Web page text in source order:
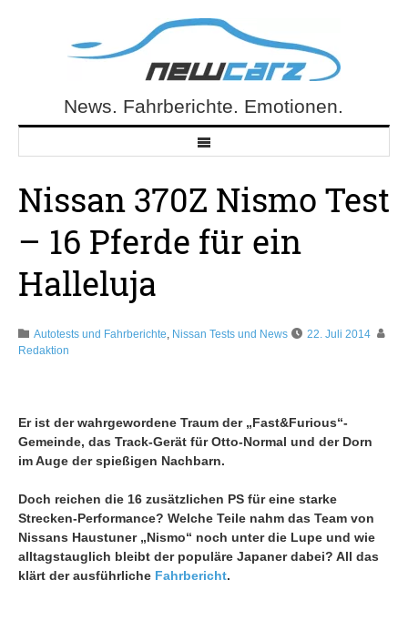
NewCarz.deNews. Fahrberichte. Emotionen.
Nissan 370Z Nismo Test
– 16 Pferde für ein
Halleluja
Autotests und Fahrberichte, Nissan Tests und News
22. Juli 2014
Redaktion
Er ist der wahrgewordene Traum der „Fast&Furious“-
Gemeinde, das Track-Gerät für Otto-Normal und der Dorn
im Auge der spießigen Nachbarn.
Doch reichen die 16 zusätzlichen PS für eine starke
Strecken-Performance? Welche Teile nahm das Team von
Nissans Haustuner „Nismo“ noch unter die Lupe und wie
alltagstauglich bleibt der populäre Japaner dabei? All das
klärt der ausführliche Fahrbericht.